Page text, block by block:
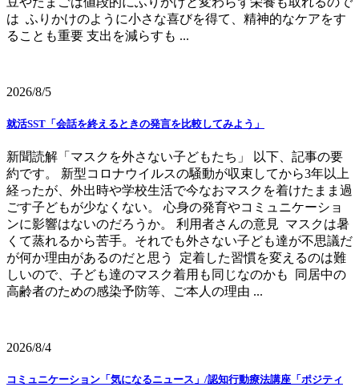
は ふりかけのように小さな喜びを得て、精神的なケアをす
ることも重要 支出を減らすも ...
2026/8/5
就活SST「会話を終えるときの発言を比較してみよう」
新聞読解「マスクを外さない子どもたち」 以下、記事の要
約です。 新型コロナウイルスの騒動が収束してから3年以上
経ったが、外出時や学校生活で今なおマスクを着けたまま過
ごす子どもが少なくない。 心身の発育やコミュニケーショ
ンに影響はないのだろうか。 利用者さんの意見 マスクは暑
くて蒸れるから苦手。それでも外さない子ども達が不思議だ
が何か理由があるのだと思う 定着した習慣を変えるのは難
しいので、子ども達のマスク着用も同じなのかも 同居中の
高齢者のための感染予防等、ご本人の理由 ...
2026/8/4
コミュニケーション「気になるニュース」/認知行動療法講座「ポジティ